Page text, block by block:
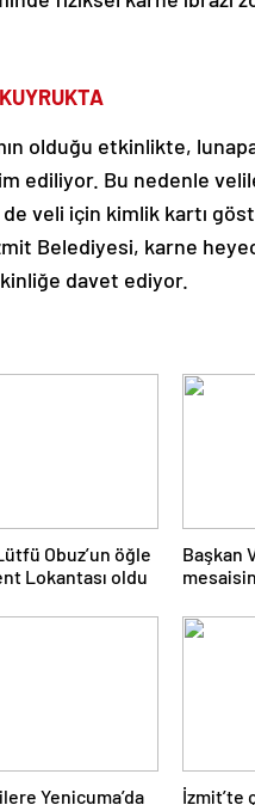
olduğu etkinlikte,
ediliyor. Bu nedenle
veli için kimlik kartı
Belediyesi, karne
davet ediyor.
Obuz’un öğle
Lokantası oldu
Başkan
Yenicuma’da
İzmit’te